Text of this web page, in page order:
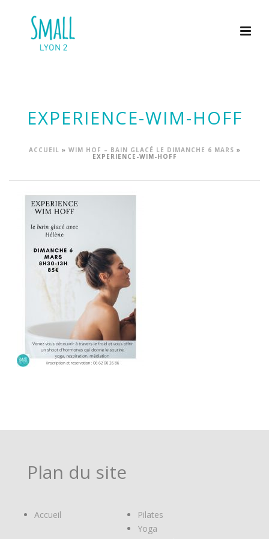
EXPERIENCE-WIM-HOFF
ACCUEIL » WIM HOF – BAIN GLACÉ LE DIMANCHE 6 MARS »
EXPERIENCE-WIM-HOFF
Plan du site
Accueil
Pilates
Yoga